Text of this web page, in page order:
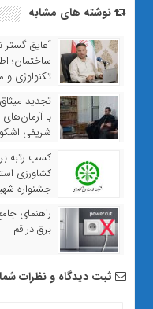
نوشته های مشابه
“عایق گستر
ساختمان؛
تکنولوژی و
تجدید
با آرمان‌های
شریفی
کسب رتبه
کشاورزي
جشنواره
راهنمای
برق در قم
ثبت دیدگاه و نظرات